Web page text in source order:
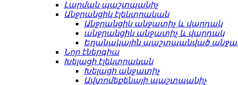
Լարման պաշտպանիչ
Անջրանցիկ էլեկտրական
Անջրանցիկ անջատիչ և վարդակ
անջրանցիկ անջատիչ և վարդակ
Եղանակային պաշտպանված
Նոր էներգիա
Խելացի էլեկտրական
Խելացի անջատիչ
Ավտոմեքենայի պաշտպանիչ